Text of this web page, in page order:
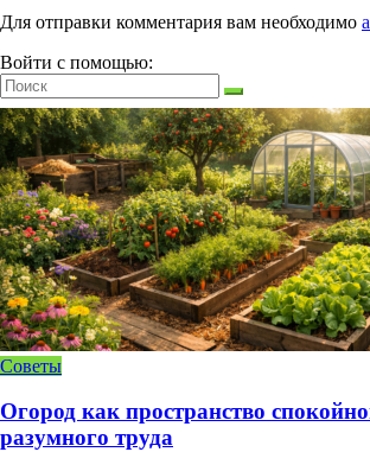
Для отправки комментария вам необходимо
Войти с помощью:
Советы
Огород как пространство
разумного труда